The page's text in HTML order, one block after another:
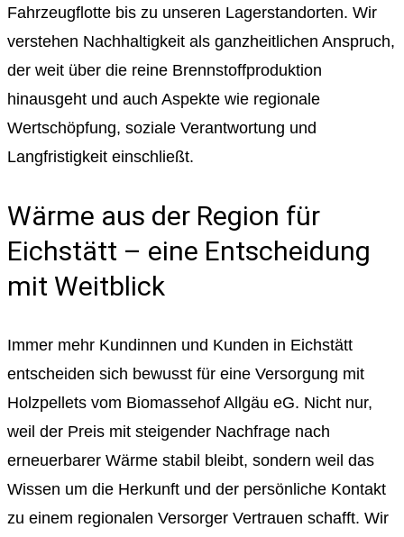
Fahrzeugflotte bis zu unseren Lagerstandorten. Wir
verstehen Nachhaltigkeit als ganzheitlichen Anspruch,
der weit über die reine Brennstoffproduktion
hinausgeht und auch Aspekte wie regionale
Wertschöpfung, soziale Verantwortung und
Langfristigkeit einschließt.
Wärme aus der Region für
Eichstätt – eine Entscheidung
mit Weitblick
Immer mehr Kundinnen und Kunden in Eichstätt
entscheiden sich bewusst für eine Versorgung mit
Holzpellets vom Biomassehof Allgäu eG. Nicht nur,
weil der Preis mit steigender Nachfrage nach
erneuerbarer Wärme stabil bleibt, sondern weil das
Wissen um die Herkunft und der persönliche Kontakt
zu einem regionalen Versorger Vertrauen schafft. Wir